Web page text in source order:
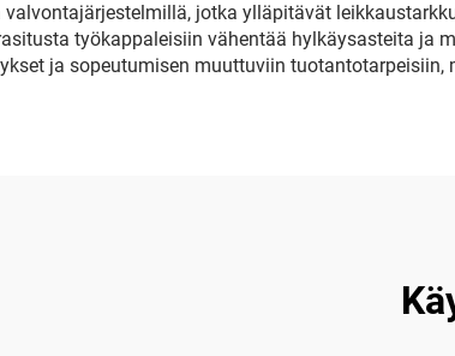
valvontajärjestelmillä, jotka ylläpitävät
työkappaleisiin vähentää hylkäysasteita ja
ja sopeutumisen muuttuviin tuotantotarpeisiin,